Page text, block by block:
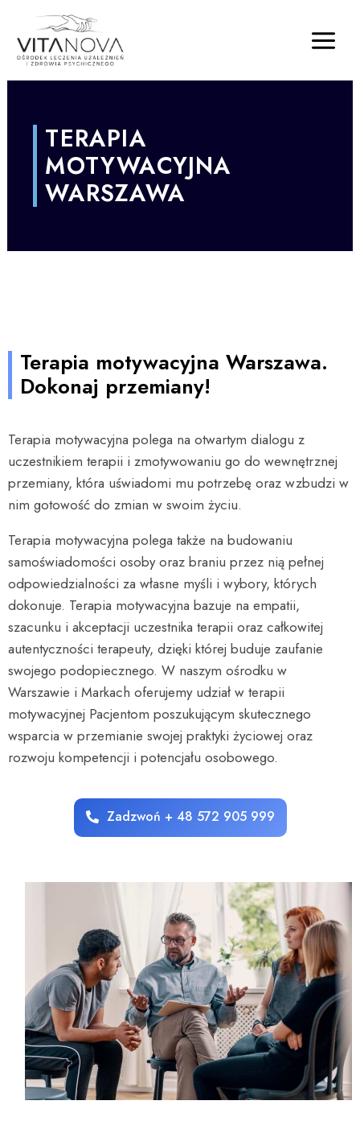
TERAPIA
MOTYWACYJNA
WARSZAWA
Terapia motywacyjna Warszawa.
Dokonaj przemiany!
Terapia motywacyjna polega na otwartym dialogu z
uczestnikiem terapii i zmotywowaniu go do wewnętrznej
przemiany, która uświadomi mu potrzebę oraz wzbudzi w
nim gotowość do zmian w swoim życiu.
Terapia motywacyjna polega także na budowaniu
samoświadomości osoby oraz braniu przez nią pełnej
odpowiedzialności za własne myśli i wybory, których
dokonuje. Terapia motywacyjna bazuje na empatii,
szacunku i akceptacji uczestnika terapii oraz całkowitej
autentyczności terapeuty, dzięki której buduje zaufanie
swojego podopiecznego. W naszym ośrodku w
Warszawie i Markach oferujemy udział w terapii
motywacyjnej Pacjentom poszukującym skutecznego
wsparcia w przemianie swojej praktyki życiowej oraz
rozwoju kompetencji i potencjału osobowego.
Zadzwoń + 48 572 905 999